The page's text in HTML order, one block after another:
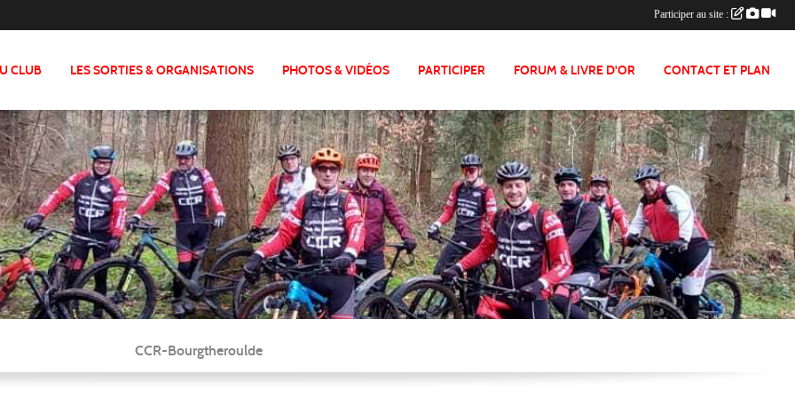
CLUB LES SORTIES & ORGANISATIONS PHOTOS & VIDÉOS PARTICIPER FORUM & LIVRE D'OR CONTACT ET PLAN
CCR-Bourgtheroulde
Participer au site :